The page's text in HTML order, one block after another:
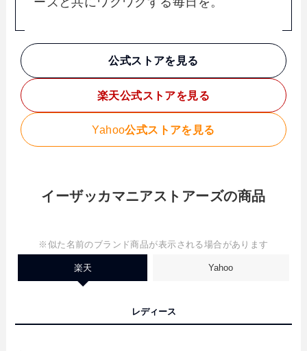
公式ストアを見る
楽天公式ストアを見る
Yahoo公式ストアを見る
イーザッカマニアストアーズの商品
※似た名前のブランド商品が表示される場合があります
楽天 Yahoo
レディース